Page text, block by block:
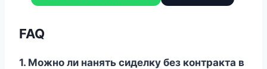
FAQ
1. Можно ли нанять сиделку без контракта в